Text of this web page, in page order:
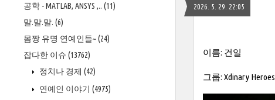
공학 - MATLAB, ANSYS ,.. (11)
말.말.말. (6)
몸짱 유명 연예인들~(24)
잡다한 이슈 (13762)
정치나 경제 (42)
연예인 이야기 (4975)
2026. 5. 29. 22:05
이름: 건일
그룹: Xdinary Heroes